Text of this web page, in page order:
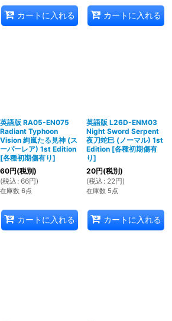
カートに入れる カートに入れる
英語版 RA05-EN075
Radiant Typhoon
Vision 絢嵐たる見神 (ス
ーパーレア) 1st Edition
[各種初期傷有り]
60円(税別)
(税込 : 66円)
在庫数 6点
カートに入れる
英語版 L26D-ENM03
Night Sword Serpent
夜刀蛇巳 (ノーマル) 1st
Edition [各種初期傷有
り]
20円(税別)
(税込 : 22円)
在庫数 5点
カートに入れる